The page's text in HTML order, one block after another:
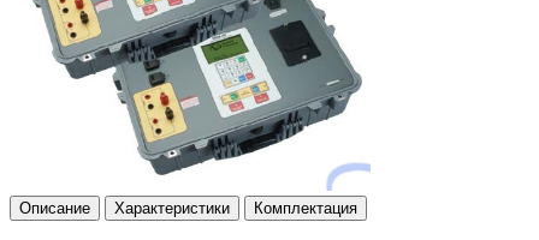
Описание Характеристики Комплектация